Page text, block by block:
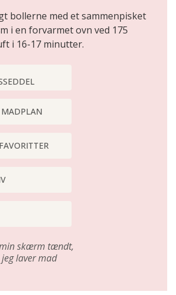
bollerne med et sammenpisket
i en forvarmet ovn ved 175
i 16-17 minutter.
skærm tændt,
laver mad